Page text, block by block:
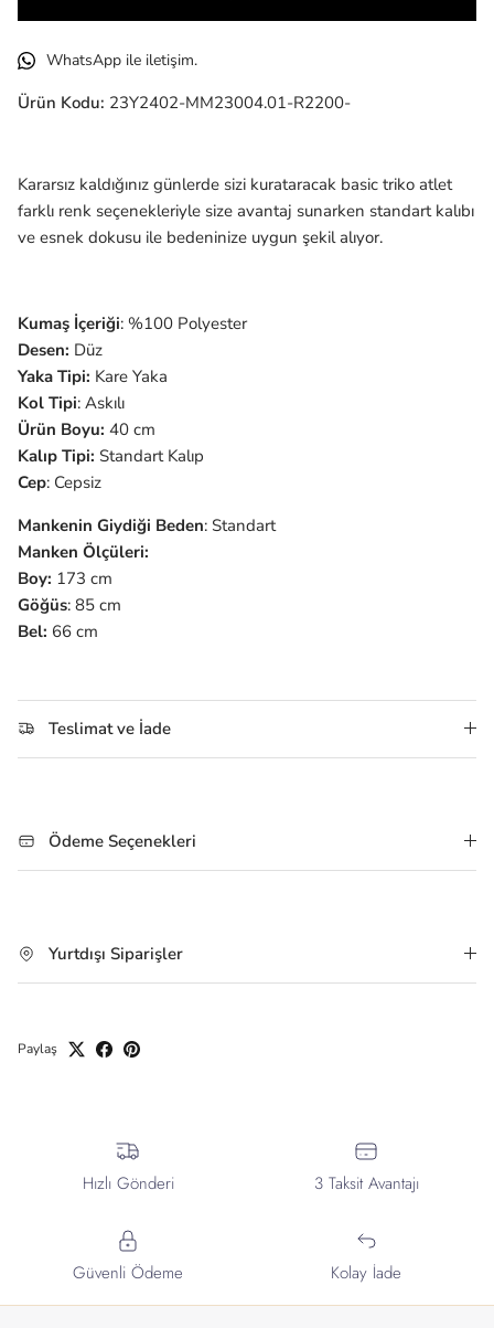
WhatsApp ile iletişim.
Ürün Kodu: 23Y2402-MM23004.01-R2200-
Kararsız kaldığınız günlerde sizi kurataracak basic triko atlet
farklı renk seçenekleriyle size avantaj sunarken standart kalıbı
ve esnek dokusu ile bedeninize uygun şekil alıyor.
Kumaş İçeriği: %100 Polyester
Desen: Düz
Yaka Tipi: Kare Yaka
Kol Tipi: Askılı
Ürün Boyu: 40 cm
Kalıp Tipi: Standart Kalıp
Cep: Cepsiz
Mankenin Giydiği Beden: Standart
Manken Ölçüleri:
Boy: 173 cm
Göğüs: 85 cm
Bel: 66 cm
Teslimat ve İade
Ödeme Seçenekleri
Yurtdışı Siparişler
Paylaş
Hızlı Gönderi 3 Taksit Avantajı
Güvenli Ödeme Kolay İade